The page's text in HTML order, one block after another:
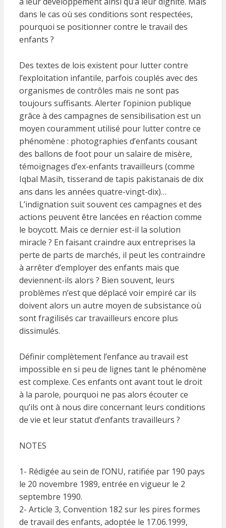
dans le cas où ses conditions sont respectées,
pourquoi se positionner contre le travail des
enfants ?
Des textes de lois existent pour lutter contre
l’exploitation infantile, parfois couplés avec des
organismes de contrôles mais ne sont pas
toujours suffisants. Alerter l’opinion publique
grâce à des campagnes de sensibilisation est un
moyen couramment utilisé pour lutter contre ce
phénomène : photographies d’enfants cousant
des ballons de foot pour un salaire de misère,
témoignages d’ex-enfants travailleurs (comme
Iqbal Masih, tisserand de tapis pakistanais de dix
ans dans les années quatre-vingt-dix)…
L’indignation suit souvent ces campagnes et des
actions peuvent être lancées en réaction comme
le boycott. Mais ce dernier est-il la solution
miracle ? En faisant craindre aux entreprises la
perte de parts de marchés, il peut les contraindre
à arrêter d’employer des enfants mais que
deviennent-ils alors ? Bien souvent, leurs
problèmes n’est que déplacé voir empiré car ils
doivent alors un autre moyen de subsistance où
sont fragilisés car travailleurs encore plus
dissimulés.
Définir complètement l’enfance au travail est
impossible en si peu de lignes tant le phénomène
est complexe. Ces enfants ont avant tout le droit
à la parole, pourquoi ne pas alors écouter ce
qu’ils ont à nous dire concernant leurs conditions
de vie et leur statut d’enfants travailleurs ?
NOTES
1- Rédigée au sein de l’ONU, ratifiée par 190 pays
le 20 novembre 1989, entrée en vigueur le 2
septembre 1990.
2- Article 3, Convention 182 sur les pires formes
de travail des enfants, adoptée le 17.06.1999,